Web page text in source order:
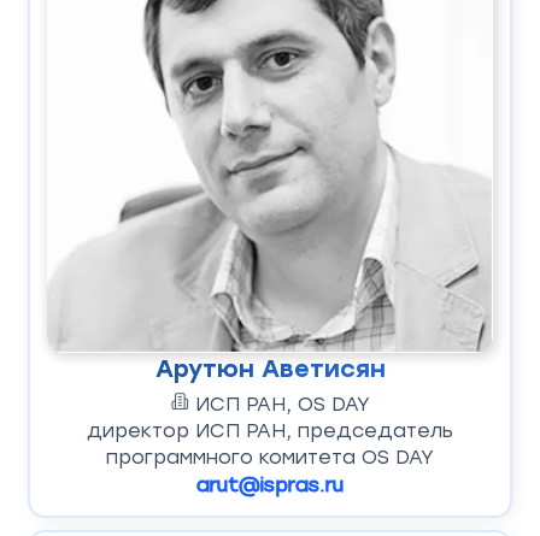
Арутюн Аветисян
ИСП РАН, OS DAY
директор ИСП РАН, председатель
программного комитета OS DAY
arut@ispras.ru